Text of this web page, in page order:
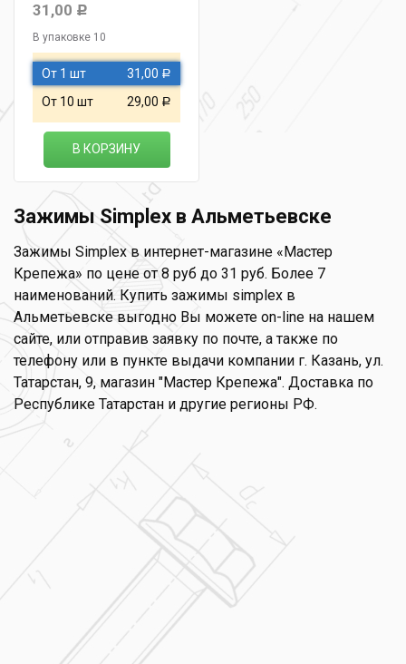
31,00 Р
В упаковке 10
От 1 шт 31,00 Р
От 10 шт 29,00 Р
В КОРЗИНУ
Зажимы Simplex в Альметьевске
Зажимы Simplex в интернет-магазине «Мастер
Крепежа» по цене от 8 руб до 31 руб. Более 7
наименований. Купить зажимы simplex в
Альметьевске выгодно Вы можете on-line на нашем
сайте, или отправив заявку по почте, а также по
телефону или в пункте выдачи компании г. Казань, ул.
Татарстан, 9, магазин "Мастер Крепежа". Доставка по
Республике Татарстан и другие регионы РФ.